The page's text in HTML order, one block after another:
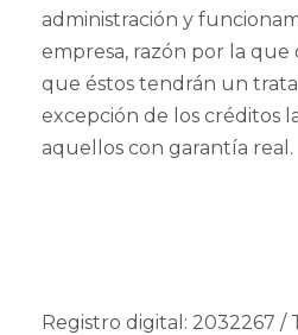
administración y
empresa, razón por la
que éstos tendrán un
excepción de los créditos
aquellos con garantía real.
Registro digital: 2032267 /